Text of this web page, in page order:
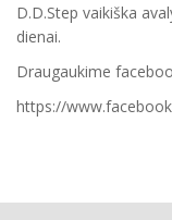
D.D.Step vaikiška
dienai.
Draugaukime
https://